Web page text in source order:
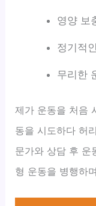
영양 보
정기적
무리한
제가 운동을 처음
동을 시도하다 허
문가와 상담 후 운
형 운동을 병행하